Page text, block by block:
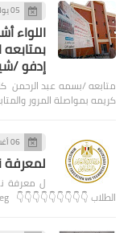
05 يوليو 2022
اللواء
بمتابعه
إدفو /
متابعه /بسمه عبد الرحمن
كريمه بمواصلة المرور
06 أغسطس 2022
لمعرفة
الطلاب 👇👇👇👇👇👇👇👇👇 https://g12.emis.gov.eg/ وال…